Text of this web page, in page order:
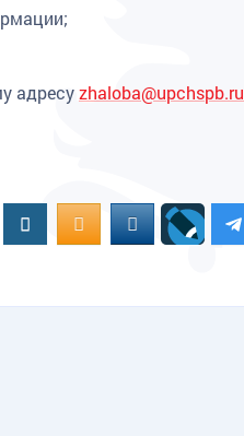
адресуzhaloba@upchspb.ru
ВконтактеOK.RUMAIL.RU